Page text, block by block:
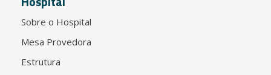
Sobre o Hospital
Mesa Provedora
Estrutura